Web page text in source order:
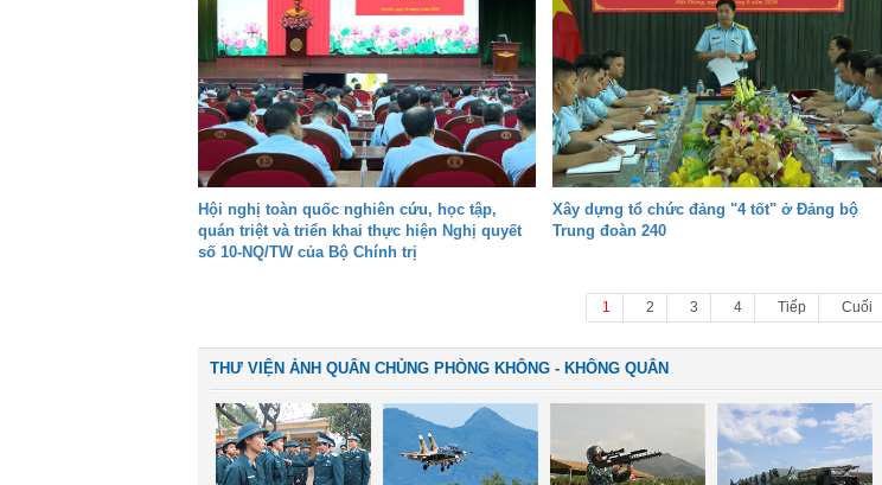
Hội nghị toàn quốc nghiên cứu, học tập,
quán triệt và triển khai thực hiện Nghị quyết
số 10-NQ/TW của Bộ Chính trị
Xây dựng tổ chức đảng "4 tốt" ở Đảng bộ
Trung đoàn 240
1 2 3 4 Tiếp Cuối
THƯ VIỆN ẢNH QUÂN CHỦNG PHÒNG KHÔNG - KHÔNG QUÂN